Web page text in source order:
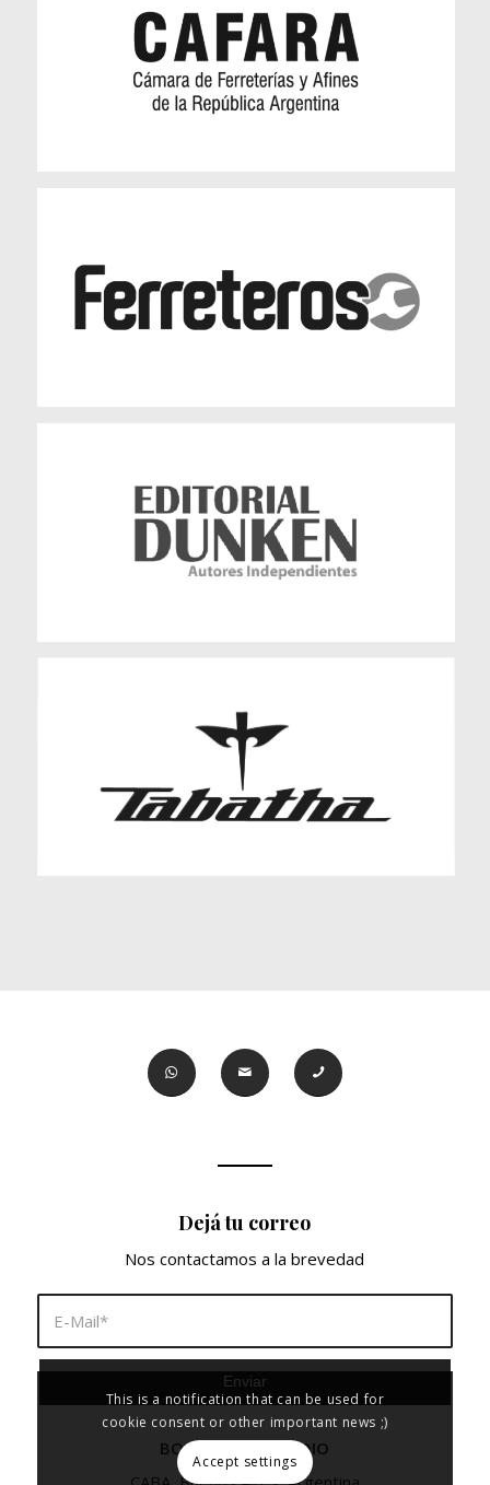
Dejá tu correo
Nos contactamos a la brevedad
BORA VISUAL STUDIO
This is a notification that can be used for
cookie consent or other important news ;)
Accept settings